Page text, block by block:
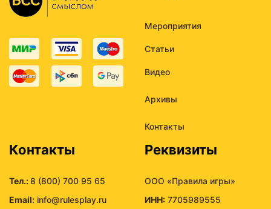
Мероприятия
Статьи
Видео
Архивы
Контакты
Контакты
Тел.:8 (800) 700 95 65
Email: info@rulesplay.ru
Реквизиты
ООО «Правила игры»
ИНН: 7705989555